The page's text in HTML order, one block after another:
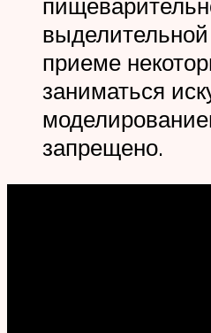
приеме
заниматься
запрещено.